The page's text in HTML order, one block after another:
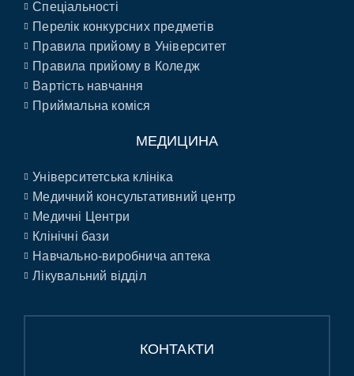
Спеціальності
Перелік конкурсних предметів
Правила прийому в Університет
Правила прийому в Коледж
Вартість навчання
Приймальна коміся
МЕДИЦИНА
Університетська клініка
Медичний консультативний центр
Медичні Центри
Клінічні бази
Навчально-виробнича аптека
Лікувальний відділ
КОНТАКТИ